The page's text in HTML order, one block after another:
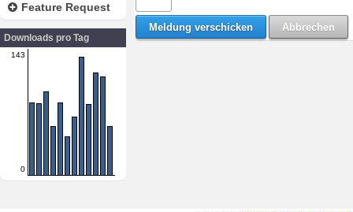
Feature Request
Downloads pro Tag
143
0